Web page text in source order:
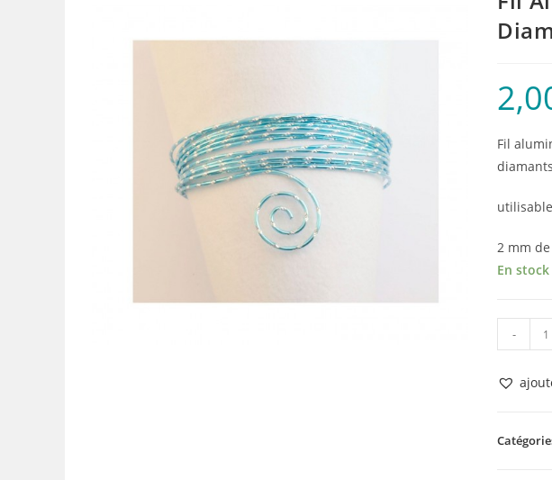
Fil
2 mm
En stock
quantité
de
Fil
3mètres
-